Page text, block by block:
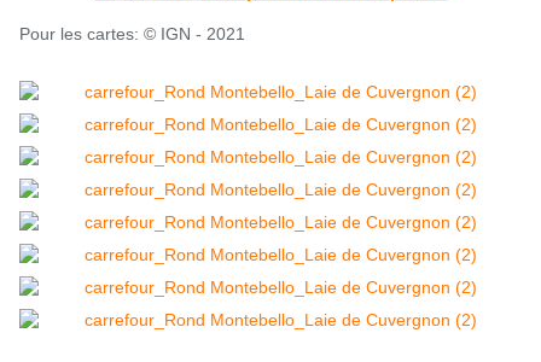
Pour les cartes: © IGN - 2021